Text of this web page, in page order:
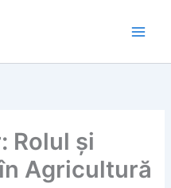
Rolul și
Agricultură